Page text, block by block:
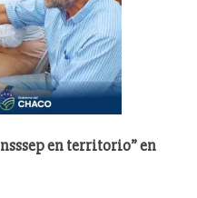
en territorio” en